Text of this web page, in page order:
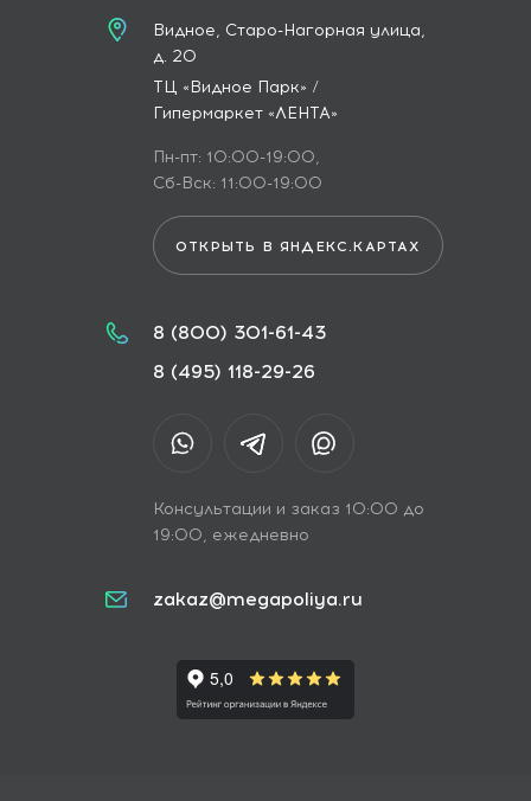
Видное, Старо-Нагорная улица,
д. 20
ТЦ «Видное Парк» /
Гипермаркет «ЛЕНТА»
Пн-пт: 10:00-19:00,
Сб-Вск: 11:00-19:00
ОТКРЫТЬ В ЯНДЕКС.КАРТАХ
8 (800) 301-61-43
8 (495) 118-29-26
Консультации и заказ 10:00 до
19:00, ежедневно
zakaz@megapoliya.ru